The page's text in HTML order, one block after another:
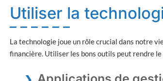
Utiliser la
La technologie joue un rôle crucial dans notre
financière. Utiliser les bons outils peut rendre